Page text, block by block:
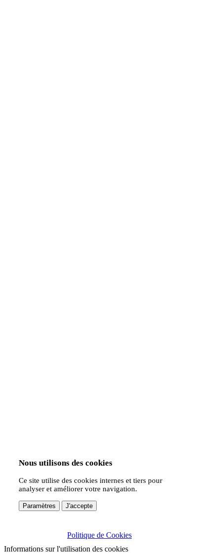
Nous utilisons des cookies
Ce site utilise des cookies internes et tiers pour
analyser et améliorer votre navigation.
Paramètres J'accepte
Politique de Cookies
Informations sur l'utilisation des cookies